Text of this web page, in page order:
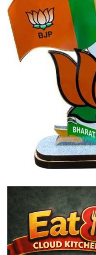
देश
विदेश
छत्तीसगढ़
ज्ञान विज्ञान